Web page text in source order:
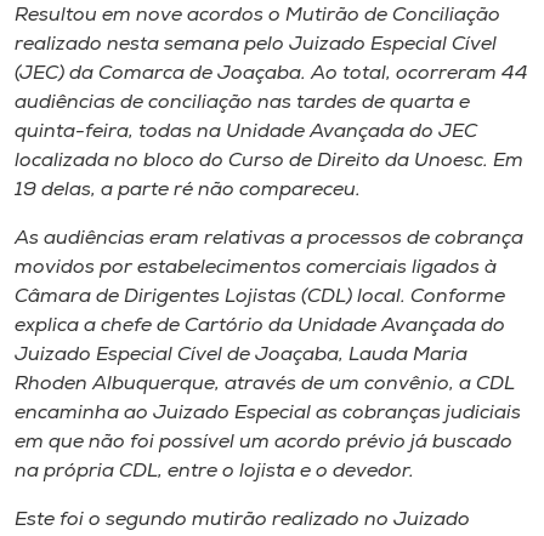
Cultura
CPA
Biblioteca
Editora
Rádio
Museu
Unoesc
Store
Resultou em nove acordos o Mutirão de Conciliação
realizado nesta semana pelo Juizado Especial Cível
(JEC) da Comarca de Joaçaba. Ao total, ocorreram 44
audiências de conciliação nas tardes de quarta e
quinta-feira, todas na Unidade Avançada do JEC
localizada no bloco do Curso de Direito da Unoesc. Em
19 delas, a parte ré não compareceu.
As audiências eram relativas a processos de cobrança
movidos por estabelecimentos comerciais ligados à
Câmara de Dirigentes Lojistas (CDL) local. Conforme
explica a chefe de Cartório da Unidade Avançada do
Juizado Especial Cível de Joaçaba, Lauda Maria
Rhoden Albuquerque, através de um convênio, a CDL
encaminha ao Juizado Especial as cobranças judiciais
em que não foi possível um acordo prévio já buscado
na própria CDL, entre o lojista e o devedor.
Este foi o segundo mutirão realizado no Juizado